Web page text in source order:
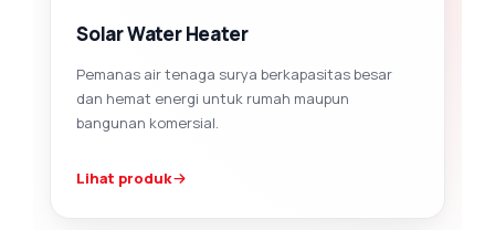
Solar Water Heater
Pemanas air tenaga surya berkapasitas besar
dan hemat energi untuk rumah maupun
bangunan komersial.
Lihat produk